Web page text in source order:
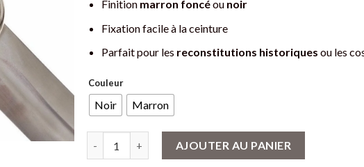
Finition marron foncéou noir
Fixation facile à la ceinture
Parfait pour les reconstitutions historiques ou les
Couleur
Noir Marron
AJOUTER AU PANIER